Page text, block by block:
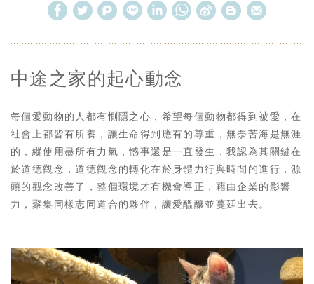
W
A
p
p
S
e
i
b
o
中途之家的起心動念
每個愛動物的人都有惻隱之心，希望每個動物都得到被愛，在
社會上都皆有所養，讓生命得到應有的尊重，無奈苦海是無涯
的，縱使用盡所有力氣，憾事還是一直發生，我認為其關鍵在
於道德觀念，道德觀念的轉化在於身體力行與時間的進行，源
頭的觀念改善了，整個環境才有機會導正，藉由企業的影響
力，聚集同樣志同道合的夥伴，讓愛醞釀並蔓延出去。